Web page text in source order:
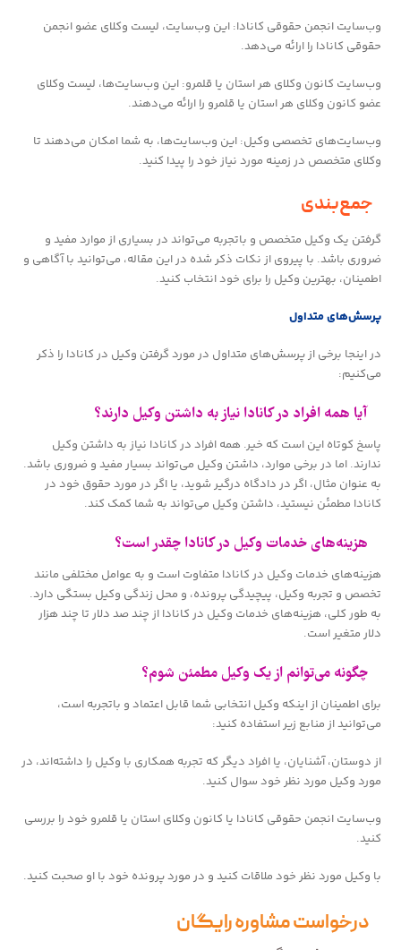
وب‌سایت انجمن حقوقی کانادا: این وب‌سایت، لیست وکلای عضو انجمن
حقوقی کانادا را ارائه می‌دهد.
وب‌سایت کانون وکلای هر استان یا قلمرو: این وب‌سایت‌ها، لیست وکلای
عضو کانون وکلای هر استان یا قلمرو را ارائه می‌دهند.
وب‌سایت‌های تخصصی وکیل: این وب‌سایت‌ها، به شما امکان می‌دهند تا
وکلای متخصص در زمینه مورد نیاز خود را پیدا کنید.
جمع‌بندی
گرفتن یک وکیل متخصص و باتجربه می‌تواند در بسیاری از موارد مفید و
ضروری باشد. با پیروی از نکات ذکر شده در این مقاله، می‌توانید با آگاهی و
اطمینان، بهترین وکیل را برای خود انتخاب کنید.
پرسش‌های متداول
در اینجا برخی از پرسش‌های متداول در مورد گرفتن وکیل در کانادا را ذکر
می‌کنیم:
آیا همه افراد در کانادا نیاز به داشتن وکیل دارند؟
پاسخ کوتاه این است که خیر. همه افراد در کانادا نیاز به داشتن وکیل
ندارند. اما در برخی موارد، داشتن وکیل می‌تواند بسیار مفید و ضروری باشد.
به عنوان مثال، اگر در دادگاه درگیر شوید، یا اگر در مورد حقوق خود در
کانادا مطمئن نیستید، داشتن وکیل می‌تواند به شما کمک کند.
هزینه‌های خدمات وکیل در کانادا چقدر است؟
هزینه‌های خدمات وکیل در کانادا متفاوت است و به عوامل مختلفی مانند
تخصص و تجربه وکیل، پیچیدگی پرونده، و محل زندگی وکیل بستگی دارد.
به طور کلی، هزینه‌های خدمات وکیل در کانادا از چند صد دلار تا چند هزار
دلار متغیر است.
چگونه می‌توانم از یک وکیل مطمئن شوم؟
برای اطمینان از اینکه وکیل انتخابی شما قابل اعتماد و باتجربه است،
می‌توانید از منابع زیر استفاده کنید:
از دوستان، آشنایان، یا افراد دیگر که تجربه همکاری با وکیل را داشته‌اند، در
مورد وکیل مورد نظر خود سوال کنید.
وب‌سایت انجمن حقوقی کانادا یا کانون وکلای استان یا قلمرو خود را بررسی
کنید.
با وکیل مورد نظر خود ملاقات کنید و در مورد پرونده خود با او صحبت کنید.
درخواست مشاوره رایگان